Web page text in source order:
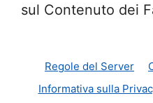
sul Contenuto dei
Regole del Server
Informativa sulla